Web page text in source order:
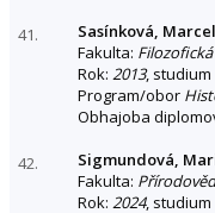
41.
Sasínková,
Fakulta:
Rok: 2013, studium
Program/obor
Obhajoba
42. Sigmundová,
Fakulta:
Rok: 2024, studium